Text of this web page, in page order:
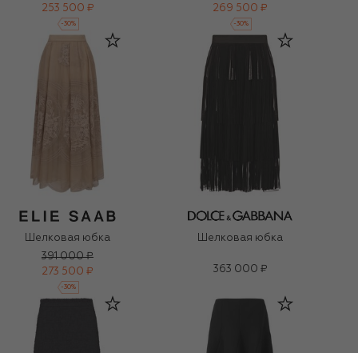
253 500 ₽
-30%
269 500 ₽
-30%
Шелковая юбка
391 000 ₽
273 500 ₽
-30%
Шелковая юбка
363 000 ₽